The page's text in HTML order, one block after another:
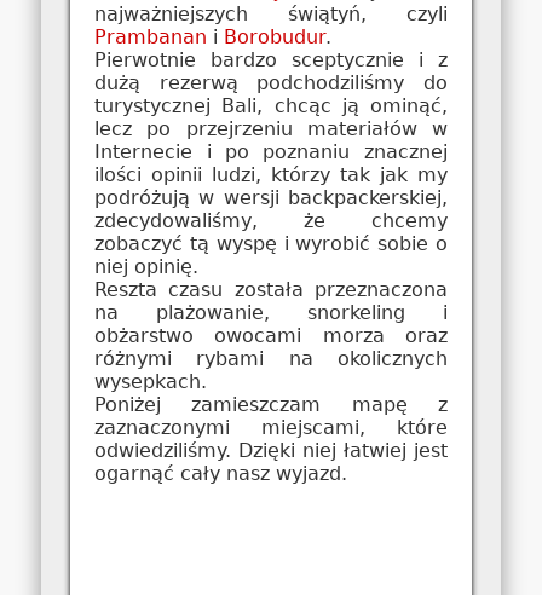
najważniejszych świątyń, czyli
Prambanan i Borobudur.
Pierwotnie bardzo sceptycznie i z
dużą rezerwą podchodziliśmy do
turystycznej Bali, chcąc ją ominąć,
lecz po przejrzeniu materiałów w
Internecie i po poznaniu znacznej
ilości opinii ludzi, którzy tak jak my
podróżują w wersji backpackerskiej,
zdecydowaliśmy, że chcemy
zobaczyć tą wyspę i wyrobić sobie o
niej opinię.
Reszta czasu została przeznaczona
na plażowanie, snorkeling i
obżarstwo owocami morza oraz
różnymi rybami na okolicznych
wysepkach.
Poniżej zamieszczam mapę z
zaznaczonymi miejscami, które
odwiedziliśmy. Dzięki niej łatwiej jest
ogarnąć cały nasz wyjazd.